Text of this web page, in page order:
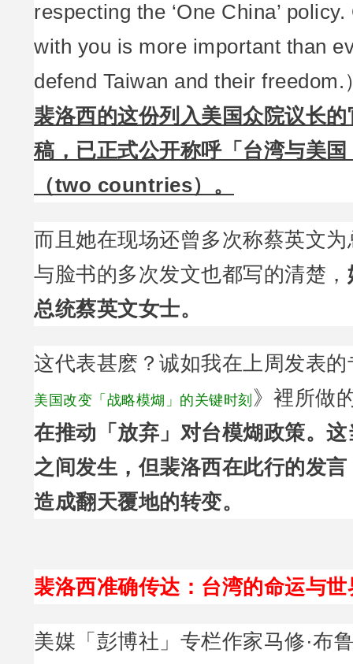
respecting the ‘One China’
with you is more important than
defend Taiwan and their freedom.
裴洛西的这份列入美国众院议长
稿，已正式公开称呼「台湾与美
（two countries）。
而且她在现场还曾多次称蔡英文
与脸书的多次发文也都写的清楚，
总统蔡英文女士。
这代表甚麽？诚如我在上周发表的
美国改变「战略模煳」的关键时刻 》裡所做
在推动「放弃」对台模煳政策。
之间发生，但裴洛西在此行的发
造成翻天覆地的转变。
裴洛西准确传达：台湾的命运与
美媒「彭博社」专栏作家马修·布